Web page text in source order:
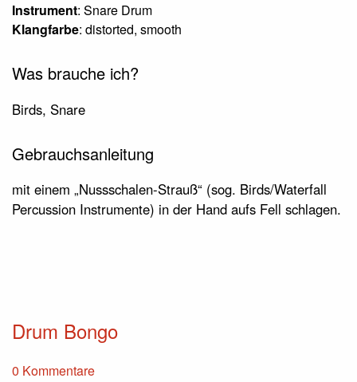
Instrument: Snare Drum
Klangfarbe: distorted, smooth
Was brauche ich?
Birds, Snare
Gebrauchsanleitung
mit einem „Nussschalen-Strauß“ (sog. Birds/Waterfall
Percussion Instrumente) in der Hand aufs Fell schlagen.
Drum Bongo
0 Kommentare